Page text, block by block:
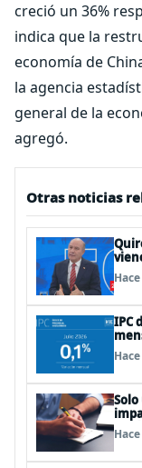
creció un 36%
indica que la
economía de
la agencia
general de la
agregó.
Otras noticias
del
IPC